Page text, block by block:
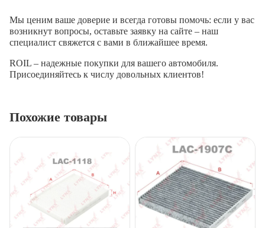
Мы ценим ваше доверие и всегда готовы помочь: если у вас
возникнут вопросы, оставьте заявку на сайте – наш
специалист свяжется с вами в ближайшее время.
ROIL – надежные покупки для вашего автомобиля.
Присоединяйтесь к числу довольных клиентов!
Похожие товары